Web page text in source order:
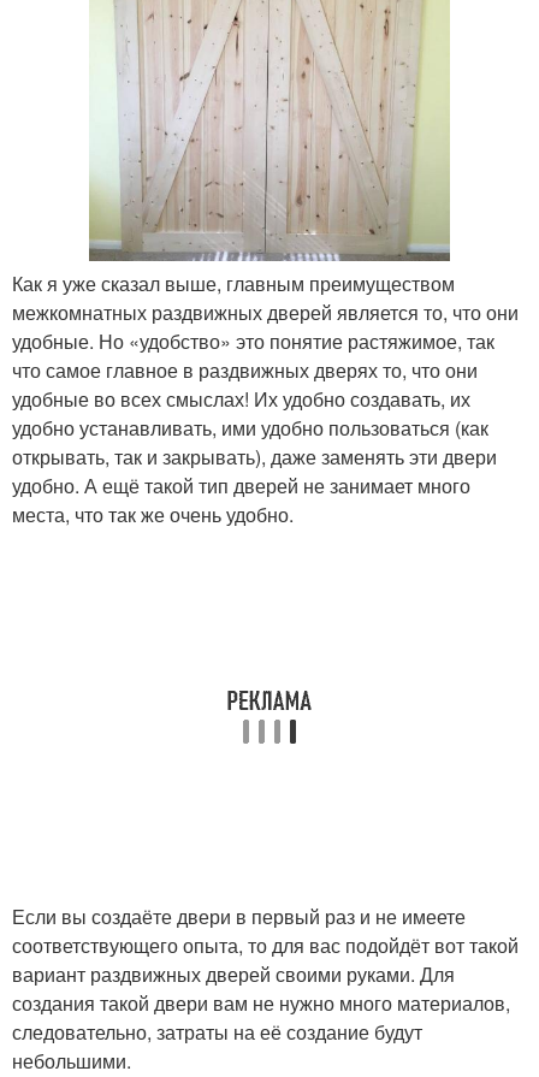
Как я уже сказал выше, главным преимуществом
межкомнатных раздвижных дверей является то, что они
удобные. Но «удобство» это понятие растяжимое, так
что самое главное в раздвижных дверях то, что они
удобные во всех смыслах! Их удобно создавать, их
удобно устанавливать, ими удобно пользоваться (как
открывать, так и закрывать), даже заменять эти двери
удобно. А ещё такой тип дверей не занимает много
места, что так же очень удобно.
Если вы создаёте двери в первый раз и не имеете
соответствующего опыта, то для вас подойдёт вот такой
вариант раздвижных дверей своими руками. Для
создания такой двери вам не нужно много материалов,
следовательно, затраты на её создание будут
небольшими.